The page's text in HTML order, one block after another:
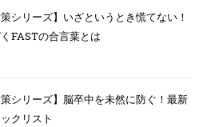
策シリーズ】いざというとき慌てない！
FASTの合言葉とは
策シリーズ】脳卒中を未然に防ぐ！最新
クリスト